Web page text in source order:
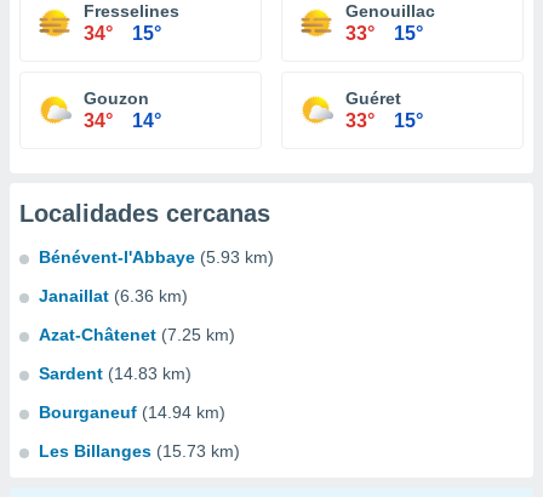
Fresselines
34° 15°
Genouillac
33° 15°
Gouzon
34° 14°
Guéret
33° 15°
Localidades cercanas
Bénévent-l'Abbaye (5.93 km)
Janaillat (6.36 km)
Azat-Châtenet (7.25 km)
Sardent (14.83 km)
Bourganeuf (14.94 km)
Les Billanges (15.73 km)